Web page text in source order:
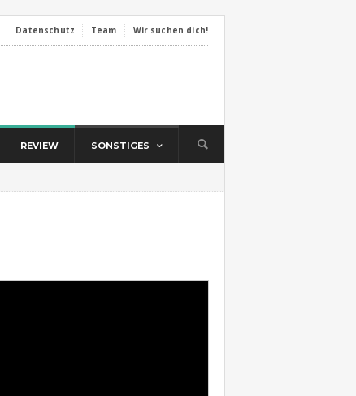
Datenschutz Team Wir suchen dich!
REVIEW SONSTIGES